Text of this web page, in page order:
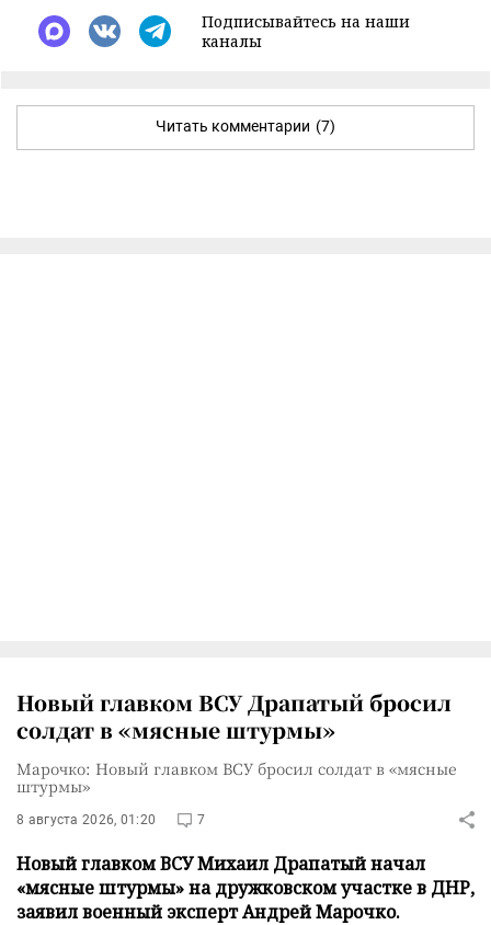
Подписывайтесь на наши
каналы
Читать комментарии (7)
Новый главком ВСУ Драпатый бросил
солдат в «мясные штурмы»
Марочко: Новый главком ВСУ бросил солдат в «мясные
штурмы»
8 августа 2026, 01:20 7
Новый главком ВСУ Михаил Драпатый начал
«мясные штурмы» на дружковском участке в ДНР,
заявил военный эксперт Андрей Марочко.